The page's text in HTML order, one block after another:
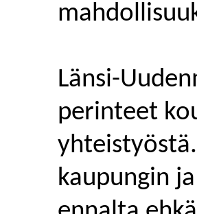
Länsi-
perinteet
kaupungin